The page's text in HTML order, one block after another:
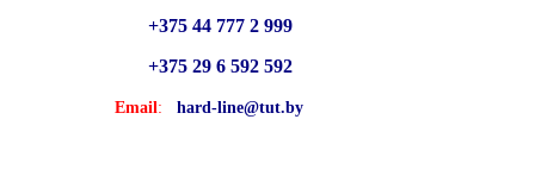
+375 44 777 2 999
+375 29 6 592 592
Email: hard-line@tut.by